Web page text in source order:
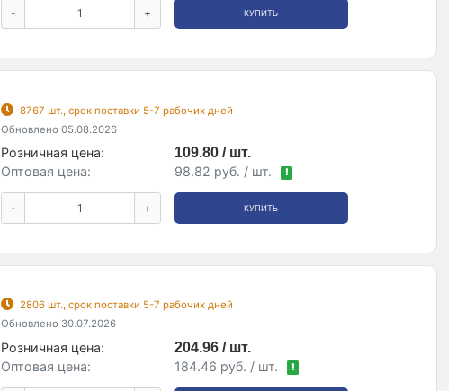
- + КУПИТЬ
8767 шт., срок поставки 5-7 рабочих дней
Обновлено 05.08.2026
Розничная цена:
109.80 / шт.
Оптовая цена:
98.82 руб. / шт. !
- + КУПИТЬ
2806 шт., срок поставки 5-7 рабочих дней
Обновлено 30.07.2026
Розничная цена:
204.96 / шт.
Оптовая цена:
184.46 руб. / шт. !